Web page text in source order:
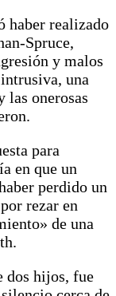
haber realizado
Spruce,
y malos
una
las onerosas
para
en que un
perdido un
rezar en
de una
dos hijos, fue